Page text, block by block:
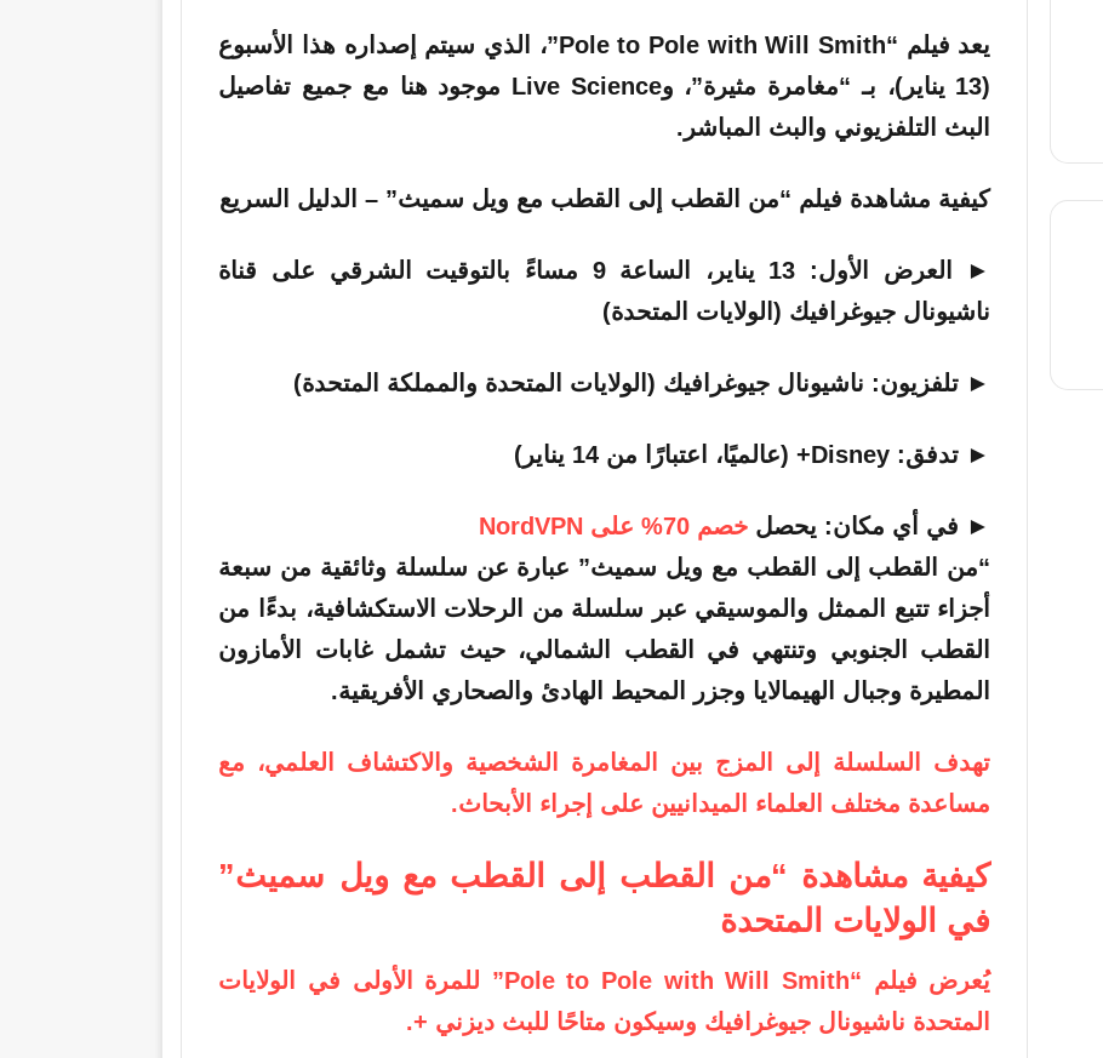
يعد فيلم “Pole to Pole with Will Smith”، الذي سيتم إصداره هذا الأسبوع
(13 يناير)، بـ “مغامرة مثيرة”، وLive Science موجود هنا مع جميع تفاصيل
البث التلفزيوني والبث المباشر.
كيفية مشاهدة فيلم “من القطب إلى القطب مع ويل سميث” – الدليل السريع
► العرض الأول:
13 يناير، الساعة 9 مساءً بالتوقيت الشرقي على قناة
ناشيونال جيوغرافيك (الولايات المتحدة)
► تلفزيون: ناشيونال جيوغرافيك (الولايات المتحدة والمملكة المتحدة)
► تدفق: Disney+ (عالميًا، اعتبارًا من 14 يناير)
► في أي مكان: يحصل خصم 70% على NordVPN
“من القطب إلى القطب مع ويل سميث” عبارة عن سلسلة وثائقية من سبعة
أجزاء تتبع الممثل والموسيقي عبر سلسلة من الرحلات الاستكشافية، بدءًا من
القطب الجنوبي وتنتهي في القطب الشمالي، حيث تشمل غابات الأمازون
المطيرة وجبال الهيمالايا وجزر المحيط الهادئ والصحاري الأفريقية.
تهدف السلسلة إلى المزج بين المغامرة الشخصية والاكتشاف العلمي، مع
مساعدة مختلف العلماء الميدانيين على إجراء الأبحاث.
كيفية مشاهدة “من القطب إلى القطب مع ويل سميث”
في الولايات المتحدة
يُعرض فيلم “Pole to Pole with Will Smith” للمرة الأولى في الولايات
المتحدة ناشيونال جيوغرافيك وسيكون متاحًا للبث ديزني +.